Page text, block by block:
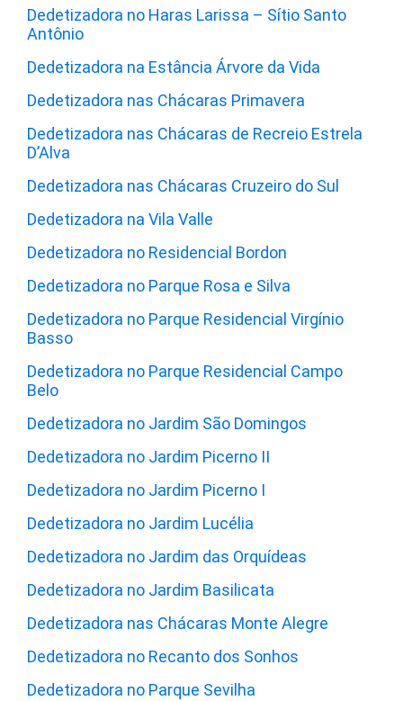
Dedetizadora no Haras Larissa – Sítio Santo
Antônio
Dedetizadora na Estância Árvore da Vida
Dedetizadora nas Chácaras Primavera
Dedetizadora nas Chácaras de Recreio Estrela
D’Alva
Dedetizadora nas Chácaras Cruzeiro do Sul
Dedetizadora na Vila Valle
Dedetizadora no Residencial Bordon
Dedetizadora no Parque Rosa e Silva
Dedetizadora no Parque Residencial Virgínio
Basso
Dedetizadora no Parque Residencial Campo
Belo
Dedetizadora no Jardim São Domingos
Dedetizadora no Jardim Picerno II
Dedetizadora no Jardim Picerno I
Dedetizadora no Jardim Lucélia
Dedetizadora no Jardim das Orquídeas
Dedetizadora no Jardim Basilicata
Dedetizadora nas Chácaras Monte Alegre
Dedetizadora no Recanto dos Sonhos
Dedetizadora no Parque Sevilha